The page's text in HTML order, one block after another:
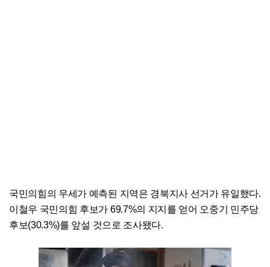
국민의힘의 우세가 예측된 지역은 경북지사 선거가 유일했다.
이철우 국민의힘 후보가 69.7%의 지지를 얻어 오중기 민주당
후보(30.3%)를 앞설 것으로 조사됐다.